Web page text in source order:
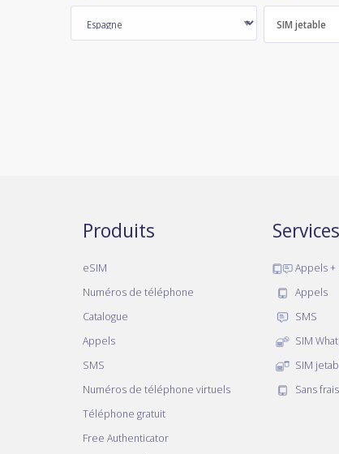
SIM jetable
Produits
eSIM
Numéros de téléphone
Catalogue
Appels
SMS
Numéros de téléphone virtuels
Téléphone gratuit
Free Authenticator
Services
Appels +
Appels
SMS
SIM
SIM
Sans frais